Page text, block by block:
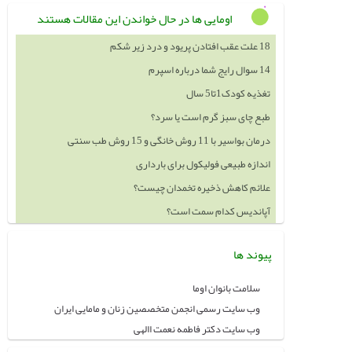
اومایی ها در حال خواندن این مقالات هستند
18 علت عقب افتادن پریود و درد زیر شکم
14 سوال رایج شما درباره اسپرم
تغذیه کودک1تا5 سال
طبع چای سبز گرم است یا سرد؟
درمان بواسیر با 11 روش خانگی و 15 روش طب سنتی
اندازه طبیعی فولیکول برای بارداری
علائم کاهش ذخیره تخمدان چیست؟
آپاندیس کدام سمت است؟
پیوند ها
سلامت بانوان اوما
وب سایت رسمی انجمن متخصصین زنان و مامایی ایران
وب سایت دکتر فاطمه نعمت االهی